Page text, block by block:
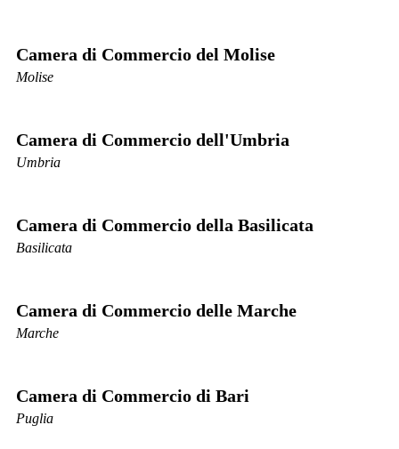
Camera di Commercio del Molise
Molise
Camera di Commercio dell'Umbria
Umbria
Camera di Commercio della Basilicata
Basilicata
Camera di Commercio delle Marche
Marche
Camera di Commercio di Bari
Puglia